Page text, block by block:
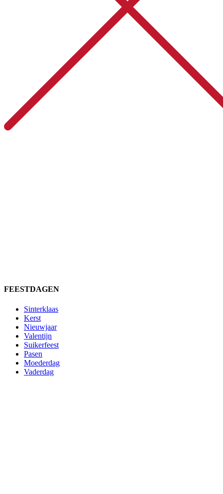
FEESTDAGEN
Sinterklaas
Kerst
Nieuwjaar
Valentijn
Suikerfeest
Pasen
Moederdag
Vaderdag